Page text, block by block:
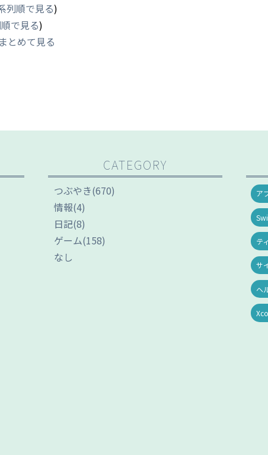
列順で見る)
で見る)
とめて見る
CATEGORY
つぶやき(670)
情報(4)
日記(8)
ゲーム(158)
なし
ア
テ
サ
ヘ